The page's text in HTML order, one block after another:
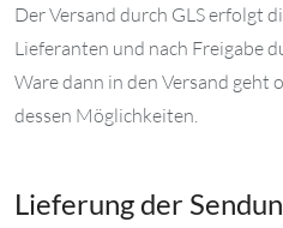
Der Versand durch GLS erfolgt
Lieferanten und nach Freigabe
Ware dann in den Versand geht
dessen Möglichkeiten.
Lieferung der